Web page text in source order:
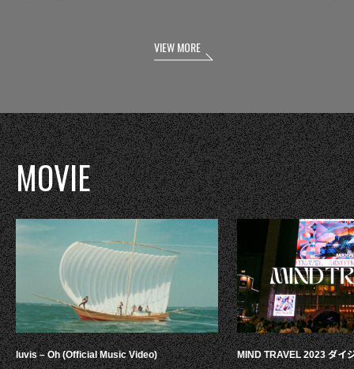
VIEW MORE
MOVIE
luvis – Oh (Official Music Video) MIND TRAVEL 2023 ダイ